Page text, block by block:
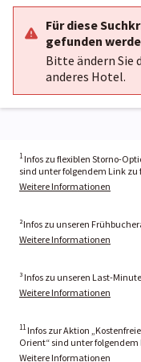
Für diese
gefunden
Bitte ändern Sie
anderes Hotel.
1 Infos zu flexiblen Storno-
sind unter folgendem Link zu
Weitere Informationen
²Infos zu unseren
Weitere Informationen
³ Infos zu unseren Last-
Weitere Informationen
11 Infos zur Aktion
Orient“ sind unter
Weitere Informationen